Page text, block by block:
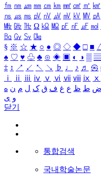
㎙ ㎚ ㎛ ㎜ ㎝ ㎞ ㎟ ㎠ ㎡ ㎢
㎱ ㎲ ㎳ ㎴ ㎵ ㎶ ㎷ ㎸ ㎹ ㎀
㎒ ㎓ ㎔ Ω ㏀ ㏁ ㎊ ㎋ ㎌ ㏖
㏃ ㏉ ㏜ ㏆
§ ※ ☆ ★ ○ ● ◎ ◇ ◆ □ ■
♠ ♡ ♥ ♧ ♣ ⊙ ◈ ▣ ◐ ◑ ▒ ▤
‡ ↕ ↗ ↙ ↖ ↘ ♭ ♩ ♪ ♬ ㉿
ⅰ
ⅱ ⅲ ⅳ ⅴ ⅵ ⅶ ⅷ ⅸ ⅹ
ض ط ظ ع غ ف ق ک ل م ن ه
و ی
닫기
통합검색
국내학술논문